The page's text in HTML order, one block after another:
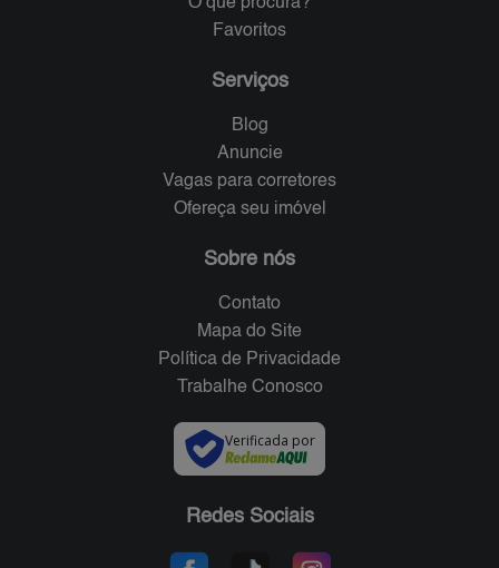
O que procura?
Favoritos
Serviços
Blog
Anuncie
Vagas para corretores
Ofereça seu imóvel
Sobre nós
Contato
Mapa do Site
Política de Privacidade
Trabalhe Conosco
Verificada por
Redes Sociais